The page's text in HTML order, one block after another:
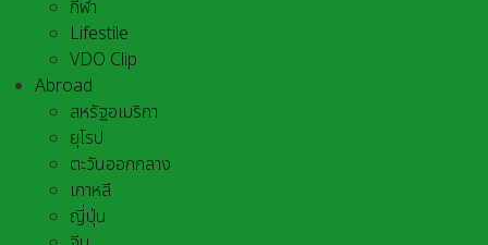
กีฬา
Lifestile
VDO Clip
Abroad
สหรัฐอเมริกา
ยุโรป
ตะวันออกกลาง
เกาหลี
ญี่ปุ่น